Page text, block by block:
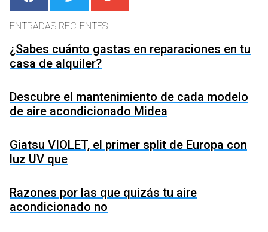
ENTRADAS RECIENTES
¿Sabes cuánto gastas en reparaciones en tu
casa de alquiler?
Descubre el mantenimiento de cada modelo
de aire acondicionado Midea
Giatsu VIOLET, el primer split de Europa con
luz UV que
Razones por las que quizás tu aire
acondicionado no